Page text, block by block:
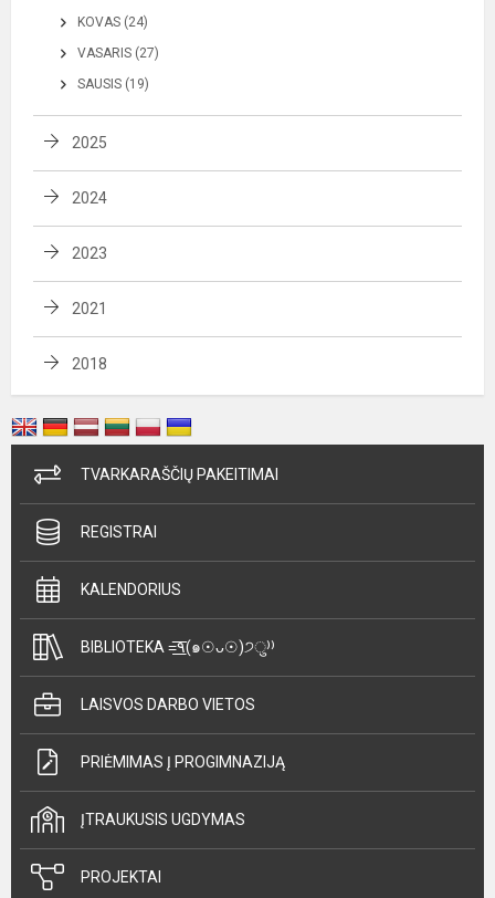
KOVAS (24)
VASARIS (27)
SAUSIS (19)
2025
2024
2023
2021
2018
TVARKARAŠČIŲ PAKEITIMAI
REGISTRAI
KALENDORIUS
BIBLIOTEKA =͟͟͞͞٩(๑☉ᴗ☉)੭ु⁾⁾
LAISVOS DARBO VIETOS
PRIĖMIMAS Į PROGIMNAZIJĄ
ĮTRAUKUSIS UGDYMAS
PROJEKTAI